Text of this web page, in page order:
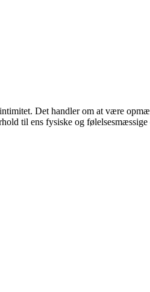
Det handler om at være
til ens fysiske og følelsesmæssige